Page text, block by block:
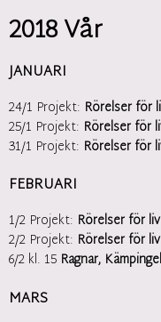
2018 Vår
JANUARI
24/1 Projekt: Rörelser för
25/1 Projekt: Rörelser för
31/1 Projekt: Rörelser för
FEBRUARI
1/2 Projekt: Rörelser för
2/2 Projekt: Rörelser för
6/2 kl. 15 Ragnar,
MARS